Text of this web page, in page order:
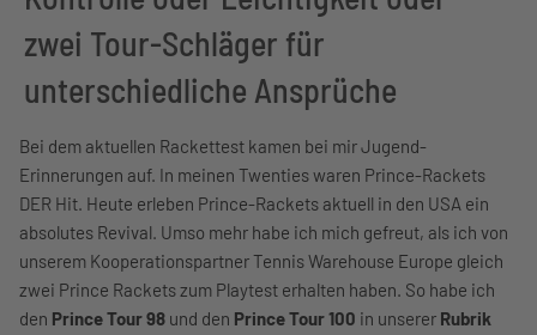
zwei Tour-Schläger für
unterschiedliche Ansprüche
Bei dem aktuellen Rackettest kamen bei mir Jugend-
Erinnerungen auf. In meinen Twenties waren Prince-Rackets
DER Hit. Heute erleben Prince-Rackets aktuell in den USA ein
absolutes Revival. Umso mehr habe ich mich gefreut, als ich von
unserem Kooperationspartner Tennis Warehouse Europe gleich
zwei Prince Rackets zum Playtest erhalten haben. So habe ich
den Prince Tour 98 und den Prince Tour 100 in unserer Rubrik